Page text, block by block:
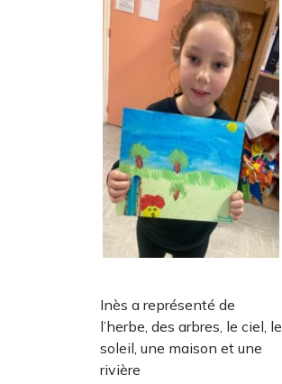
Inès a représenté de
l’herbe, des arbres, le ciel, le
soleil, une maison et une
rivière